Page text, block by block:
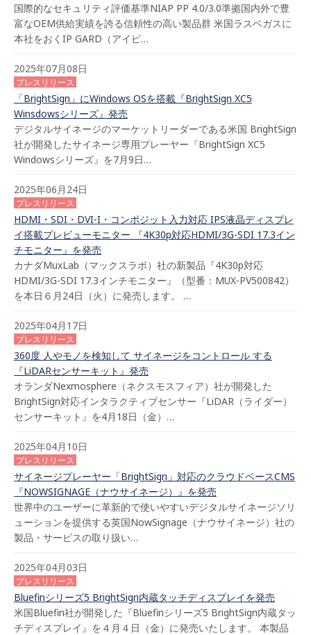
国際的なセキュリティ評価基準NIAP PP 4.0/3.0準拠国内外で豊
富なOEM供給実績を誇る信頼性の高い製品群 米国ラスベガスに
本社をおくIP GARD（アイピ…
2025年07月08日
プレスリリース
「BrightSign」にWindows OSを搭載『BrightSign XC5
Winsdowsシリーズ』発売
デジタルサイネージのマーケットリーダーである米国 BrightSign
社が開発したサイネージ専用プレーヤー『BrightSign XC5
Windowsシリーズ』を7月9日…
2025年06月24日
プレスリリース
HDMI・SDI・DVI-I・コンポジット入力対応 IPS液晶ディスプレ
イ搭載プレビューモニター 『4K30p対応HDMI/3G-SDI 17.3イン
チモニター』を発売
カナダMuxLab（マックスラボ）社の新製品『4K30p対応
HDMI/3G-SDI 17.3インチモニター』（型番：MUX-PV500842）
を本日６月24日（火）に発売します。 …
2025年04月17日
プレスリリース
360度 人やモノを検知して サイネージをコントロール する
『LiDARセンサーキット』発売
オランダNexmosphere（ネクスモスフィア）社が開発した
BrightSign対応インタラクティブセンサー『LiDAR（ライダー）
センサーキット』を4月18日（金）…
2025年04月10日
プレスリリース
サイネージプレーヤー「BrightSign」対応のクラウドベースCMS
『NOWSIGNAGE（ナウサイネージ）』を発売
世界中のユーザーに革新的で使いやすいデジタルサイネージソリ
ューションを提供する英国NowSignage（ナウサイネージ）社の
製品・サービスの取り扱い…
2025年04月03日
プレスリリース
Bluefinシリーズ5 BrightSign内蔵タッチディスプレイを発売
米国Bluefin社が開発した『Bluefinシリーズ5 BrightSign内蔵タッ
チディスプレイ』を４月４日（金）に発売いたします。 本製品